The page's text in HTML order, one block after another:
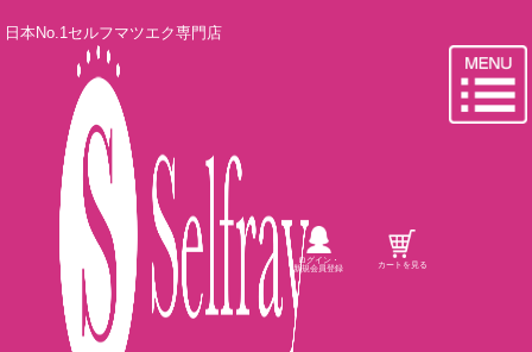
日本No.1セルフマツエク専門店
ログイン・
新規会員登録 カートを見る